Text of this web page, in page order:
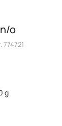
o
774721
g